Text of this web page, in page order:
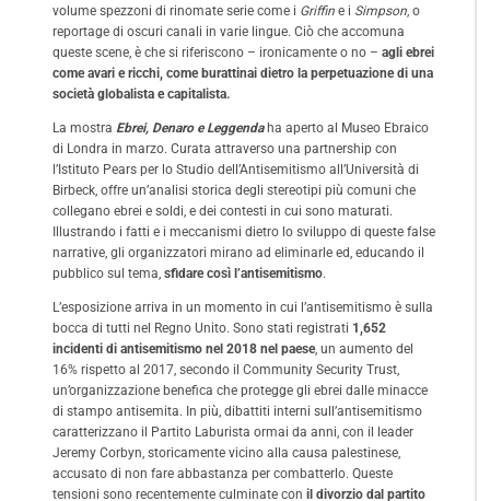
volume spezzoni di rinomate serie come i Griffin e i Simpson , o
reportage di oscuri canali in varie lingue. Ciò che accomuna
queste scene, è che si riferiscono – ironicamente o no – agli ebrei
come avari e ricchi, come burattinai dietro la perpetuazione di una
società globalista e capitalista.
La mostra Ebrei, Denaro e Leggendaha aperto al Museo Ebraico
di Londra in marzo. Curata attraverso una partnership con
l’Istituto Pears per lo Studio dell’Antisemitismo all’Università di
Birbeck, offre un’analisi storica degli stereotipi più comuni che
collegano ebrei e soldi, e dei contesti in cui sono maturati.
Illustrando i fatti e i meccanismi dietro lo sviluppo di queste false
narrative, gli organizzatori mirano ad eliminarle ed, educando il
pubblico sul tema, sfidare così l’antisemitismo.
L’esposizione arriva in un momento in cui l’antisemitismo è sulla
bocca di tutti nel Regno Unito. Sono stati registrati 1,652
incidenti di antisemitismo nel 2018 nel paese, un aumento del
16% rispetto al 2017, secondo il Community Security Trust
un’organizzazione benefica che protegge gli ebrei dalle minacce
di stampo antisemita. In più, dibattiti interni sull’antisemitismo
caratterizzano il Partito Laburista ormai da anni, con il leader
Jeremy Corbyn, storicamente vicino alla causa palestinese,
accusato di non fare abbastanza per combatterlo. Queste
tensioni sono recentemente culminate con il divorzio dal partito